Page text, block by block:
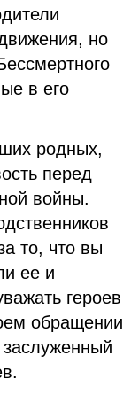
но
в его
родных,
перед
войны.
то, что вы
ее и
героев
обращении
заслуженный